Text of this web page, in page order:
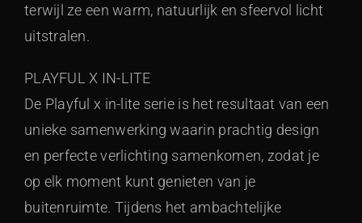
terwijl ze een warm, natuurlijk en sfeervol licht
uitstralen.
PLAYFUL X IN-LITE
De Playful x in-lite serie is het resultaat van een
unieke samenwerking waarin prachtig design
en perfecte verlichting samenkomen, zodat je
op elk moment kunt genieten van je
buitenruimte. Tijdens het ambachtelijke